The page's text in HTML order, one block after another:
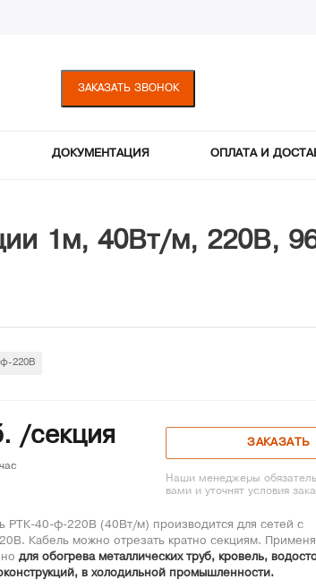
ЗАКАЗАТЬ ЗВОНОК
ДОКУМЕНТАЦИЯ ОПЛАТА И
1м, 40Вт/м, 220В,
220В
/секция ЗАКАЗАТЬ
Наши менеджеры
вами и уточнят условия
РТК-40-ф-220В (40Вт/м) производится для сетей с
Кабель можно отрезать кратно секциям.
для обогрева металлических труб, кровель,
в холодильной промышленности.